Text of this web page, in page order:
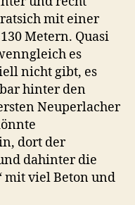
mit einer
Metern. Quasi
es
nicht gibt, es
hinter den
Neuperlacher
dort der
dahinter die
mit viel Beton und